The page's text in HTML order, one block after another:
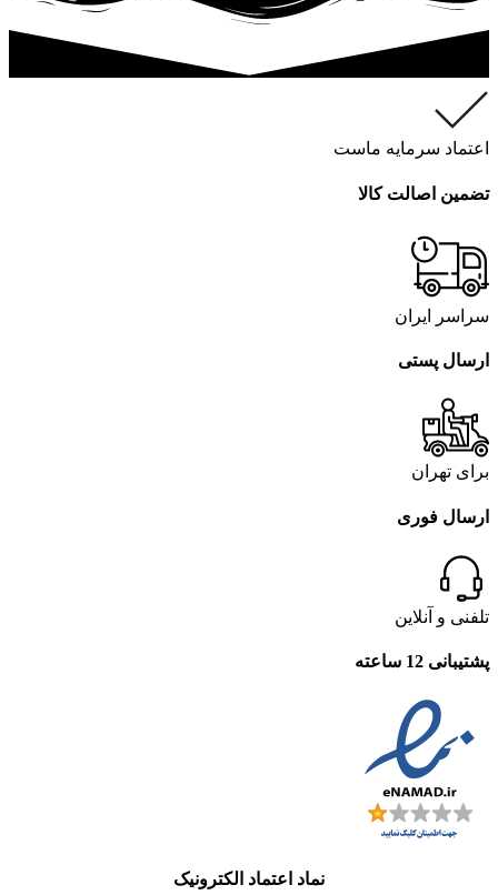
اعتماد سرمایه ماست
تضمین اصالت کالا
سراسر ایران
ارسال پستی
برای تهران
ارسال فوری
تلفنی و آنلاین
پشتیبانی 12 ساعته
نماد اعتماد الکترونیک